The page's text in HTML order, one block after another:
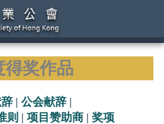
得奖作品
| 公会献辞 |
则 | 项目赞助商 | 奖项